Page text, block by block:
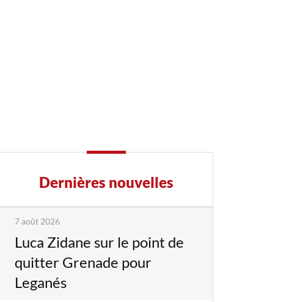
Dernières nouvelles
7 août 2026
Luca Zidane sur le point de
quitter Grenade pour
Leganés